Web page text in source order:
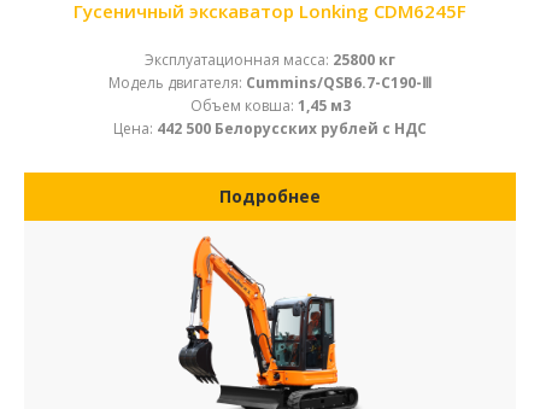
Гусеничный экскаватор Lonking CDM6245F
Эксплуатационная масса: 25800 кг
Модель двигателя: Cummins/QSB6.7-C190-Ⅲ
Объем ковша: 1,45 м3
Цена: 442 500 Белорусских рублей с НДС
Подробнее